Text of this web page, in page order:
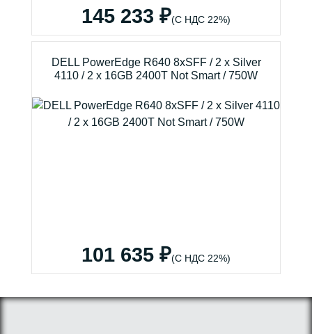
145 233 ₽(С НДС 22%)
DELL PowerEdge R640 8xSFF / 2 x Silver
4110 / 2 x 16GB 2400T Not Smart / 750W
101 635 ₽(С НДС 22%)